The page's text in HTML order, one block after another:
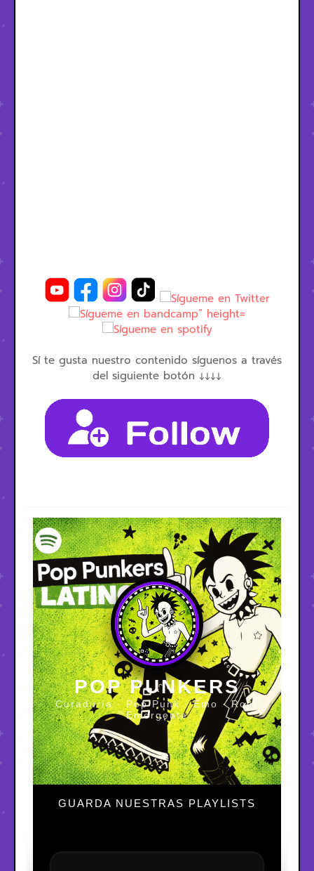
Sí te gusta nuestro contenido síguenos a través
del siguiente botón ↓↓↓↓
POP PUNKERS
Curaduría · Pop Punk · Emo · Rock
Emergente
GUARDA NUESTRAS PLAYLISTS